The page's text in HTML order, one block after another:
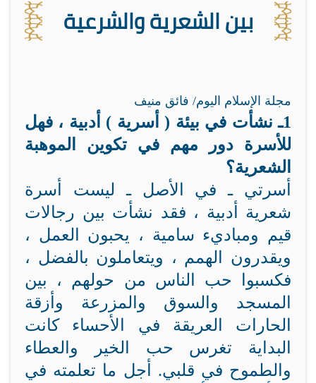
بين الشعرية والشرعية
مجلة الإسلام اليوم/ فائق منيف
1ـ نشأت في بيئة ( أسرية ) أدبية ، فهل
للأسرة دور مهم في تكوين الموهبة
الشعرية؟
أسرتي ـ في الأصل ـ ليست أسرة
شعرية أدبية ، فقد نشأت بين رجالات
قيم ومباديء سامية ، يحبون العمل ،
ويقدرون الهمم ، ويتعاملون بالفضل ،
فكسبوا حب الناس من حولهم ، بين
المسجد والسوق والمزرعة وأزقة
الحارات العريقة في الأحساء كانت
البداية تغرس حب الخير والعطاء
والطموح في قلبي. أجل ما تعلمته في